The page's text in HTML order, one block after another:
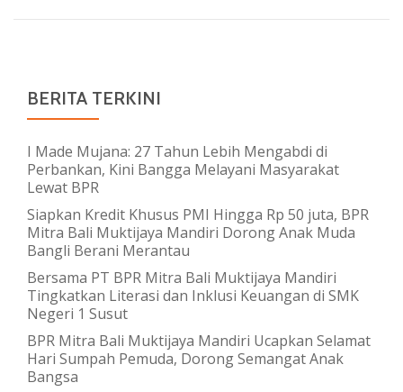
Newsyess
Berbagi
Paket
Sembako
kepada
Niang
Raka
Asal
Banjar
Triwangsa
Suwat
BERITA TERKINI
I Made Mujana: 27 Tahun Lebih Mengabdi di
Perbankan, Kini Bangga Melayani Masyarakat
Lewat BPR
Siapkan Kredit Khusus PMI Hingga Rp 50 juta, BPR
Mitra Bali Muktijaya Mandiri Dorong Anak Muda
Bangli Berani Merantau
Bersama PT BPR Mitra Bali Muktijaya Mandiri
Tingkatkan Literasi dan Inklusi Keuangan di SMK
Negeri 1 Susut
BPR Mitra Bali Muktijaya Mandiri Ucapkan Selamat
Hari Sumpah Pemuda, Dorong Semangat Anak
Bangsa